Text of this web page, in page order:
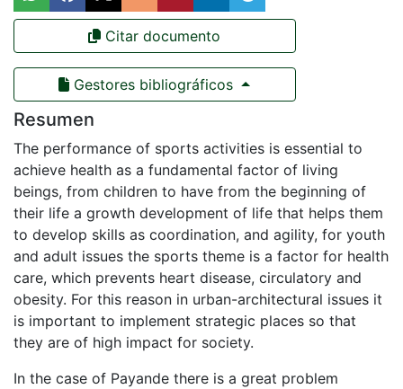
Citar documento
Gestores bibliográficos
Resumen
The performance of sports activities is essential to
achieve health as a fundamental factor of living
beings, from children to have from the beginning of
their life a growth development of life that helps them
to develop skills as coordination, and agility, for youth
and adult issues the sports theme is a factor for health
care, which prevents heart disease, circulatory and
obesity. For this reason in urban-architectural issues it
is important to implement strategic places so that
they are of high impact for society.
In the case of Payande there is a great problem